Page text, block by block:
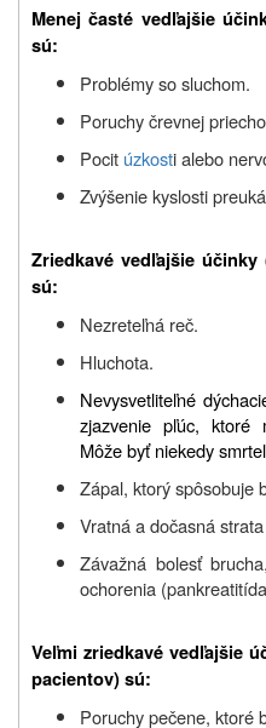
Menej časté vedľajšie
sú:
Problémy so sluchom.
Poruchy črevnej
Pocit úzkosti alebo
Zvýšenie kyslosti
Zriedkavé vedľajšie
sú:
Nezreteľná reč.
Hluchota.
Nevysvetliteľné
zjazvenie pľúc, ktoré
Môže byť niekedy
Zápal, ktorý spôsobuje
Vratná a dočasná
Závažná bolesť
ochorenia
Veľmi zriedkavé vedľajšie
pacientov) sú:
Poruchy pečene, ktoré